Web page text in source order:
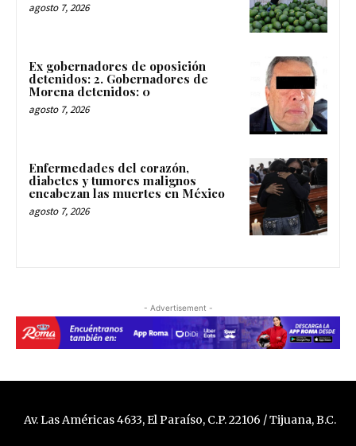
agosto 7, 2026
Ex gobernadores de oposición
detenidos: 2. Gobernadores de
Morena detenidos: 0
agosto 7, 2026
Enfermedades del corazón,
diabetes y tumores malignos
encabezan las muertes en México
agosto 7, 2026
- Advertisement -
Av. Las Américas 4633, El Paraíso, C.P. 22106 / Tijuana, B.C.